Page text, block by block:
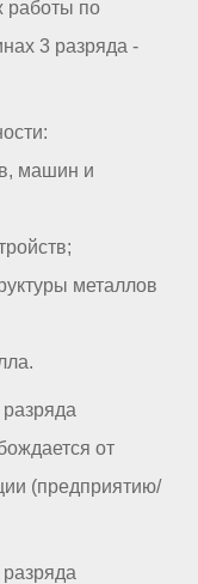
работы по
3 разряда -
машин и
металлов
от
(предприятию/